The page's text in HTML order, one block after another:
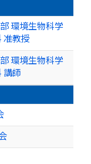
環境生物科学
准教授
環境生物科学
講師